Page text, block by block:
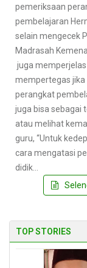
pemeriksaan
pembelajaran
selain mengecek
Madrasah
juga
mempertegas jika
perangkat
juga bisa sebagai
atau melihat
guru, “Untuk
cara mengatasi
didik…
TOP STORIES